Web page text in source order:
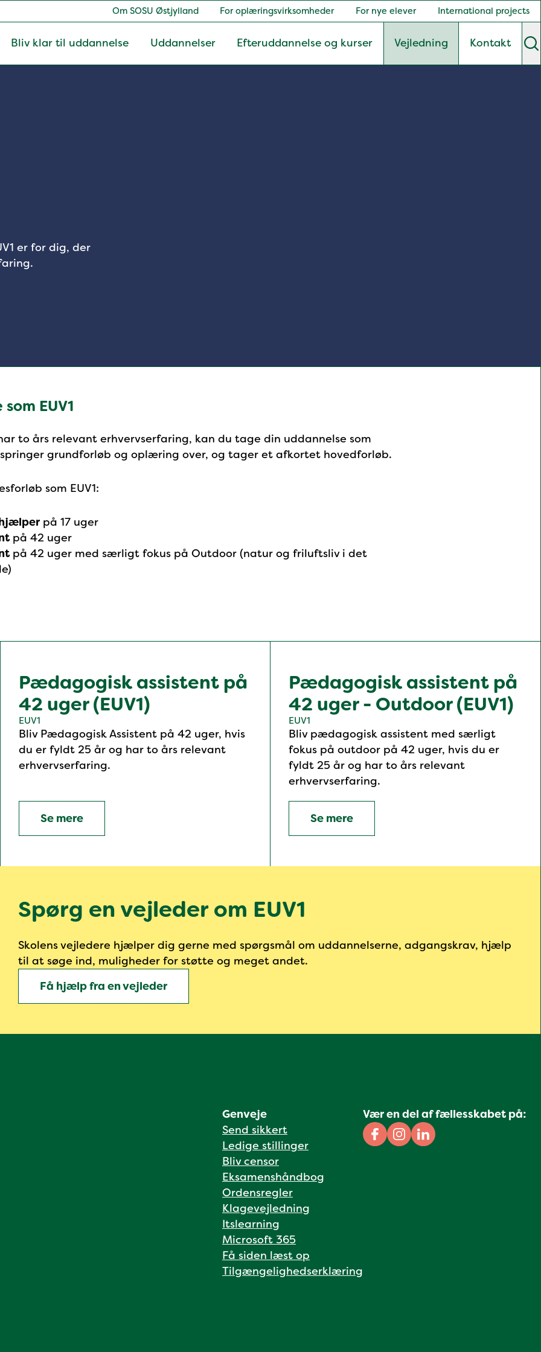
Om SOSU Østjylland For oplæringsvirksomheder For nye elever International projects
Bliv klar til uddannelse Uddannelser Efteruddannelse og kurser Vejledning Kontakt
er for dig, der
EUV1
to års relevant erhvervserfaring, kan du tage din uddannelse som
springer grundforløb og oplæring over, og tager et afkortet hovedforløb.
som EUV1:
på 17 uger
på 42 uger
på 42 uger med særligt fokus på Outdoor (natur og friluftsliv i det
Pædagogisk assistent på
42 uger (EUV1)
EUV1
Bliv Pædagogisk Assistent på 42 uger, hvis
du er fyldt 25 år og har to års relevant
erhvervserfaring.
Se mere
Pædagogisk assistent på
42 uger - Outdoor (EUV1)
EUV1
Bliv pædagogisk assistent med særligt
fokus på outdoor på 42 uger, hvis du er
fyldt 25 år og har to års relevant
erhvervserfaring.
Se mere
Spørg en vejleder om EUV1
Skolens vejledere hjælper dig gerne med spørgsmål om uddannelserne, adgangskrav, hjælp
til at søge ind, muligheder for støtte og meget andet.
Få hjælp fra en vejleder
Genveje
Send sikkert
Ledige stillinger
Bliv censor
Eksamenshåndbog
Ordensregler
Klagevejledning
Itslearning
Microsoft 365
Få siden læst op
Tilgængelighedserklæring
Vær en del af fællesskabet på:
Facebook
Instagram
Linkedin